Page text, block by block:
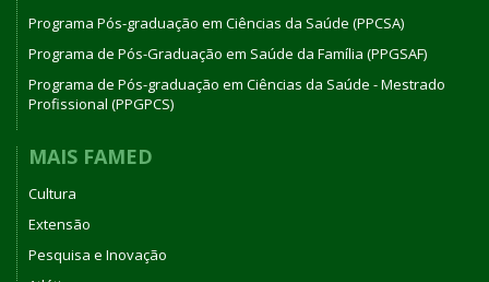
Programa Pós-graduação em Ciências da Saúde (PPCSA)
Programa de Pós-Graduação em Saúde da Família (PPGSAF)
Programa de Pós-graduação em Ciências da Saúde - Mestrado
Profissional (PPGPCS)
MAIS FAMED
Cultura
Extensão
Pesquisa e Inovação